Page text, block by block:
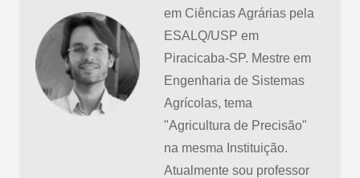
em Ciências Agrárias pela
ESALQ/USP em
Piracicaba-SP. Mestre em
Engenharia de Sistemas
Agrícolas, tema
"Agricultura de Precisão"
na mesma Instituição.
Atualmente sou professor